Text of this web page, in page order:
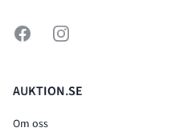
FacebookInstagram
AUKTION.SE
Om oss